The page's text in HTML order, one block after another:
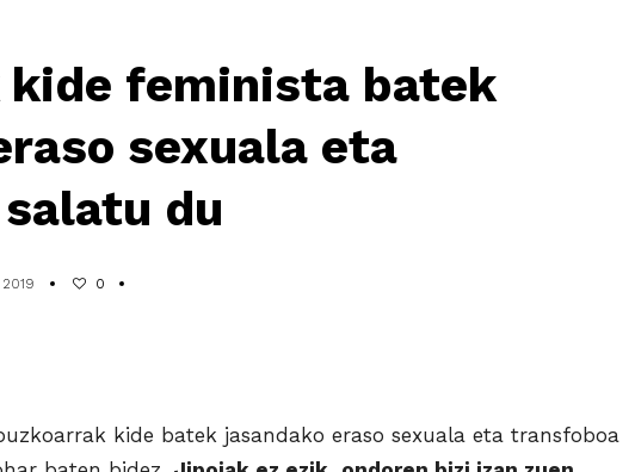
kide feminista batek
sexuala eta
du
0
kide batek jasandako eraso sexuala eta transfoboa